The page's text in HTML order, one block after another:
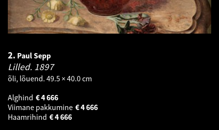
2. Paul Sepp
Lilled. 1897
õli, lõuend. 49.5 × 40.0 cm
Alghind
4 666
€
Viimane pakkumine
4 666
€
Haamrihind
4 666
€